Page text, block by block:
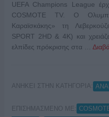
UEFA Champions League
COSMOTE TV. Ο
Καραϊσκάκης» τη
SPORT 2HD & 4K) και
ελπίδες πρόκρισης στα …
ΑΝΗΚΕΙ ΣΤΗΝ ΚΑΤΗΓΟΡΙΑ:
ΕΠΙΣΗΜΑΣΜΕΝΟ ΜΕ: